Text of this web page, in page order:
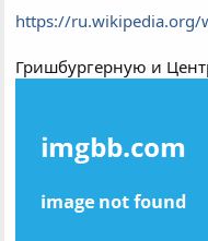
https://ru.wikipedia.org/
Гришбургерную и